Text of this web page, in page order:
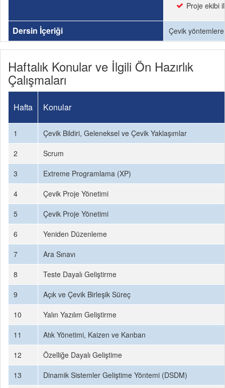
Proje ekibi
Dersin İçeriği Çevik
Haftalık Konular ve İlgili Ön Hazırlık
Çalışmaları
Hafta Konular
1
Çevik Bildiri, Geleneksel ve Çevik Yaklaşımlar
2
Scrum
3
Extreme Programlama (XP)
4
Çevik Proje Yönetimi
5
Çevik Proje Yönetimi
6
Yeniden Düzenleme
7
Ara Sınavı
8
Teste Dayalı Geliştirme
9
Açık ve Çevik Birleşik Süreç
10
Yalın Yazılım Geliştirme
11
Atık Yönetimi, Kaizen ve Kanban
12
Özelliğe Dayalı Geliştime
13
Dinamik Sistemler Geliştime Yöntemi (DSDM)